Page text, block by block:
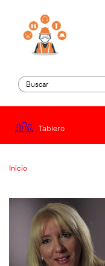
Tablero
Inicio